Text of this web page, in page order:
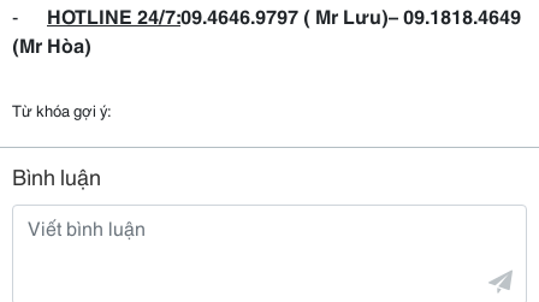
- HOTLINE 24/7:09.4646.9797 ( Mr Lưu)–09.1818.4649
(Mr Hòa)
Từ khóa gợi ý:
Bình luận